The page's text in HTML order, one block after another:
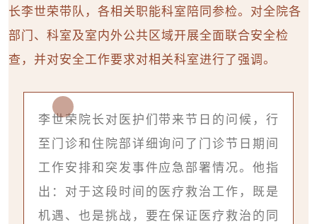
长李世荣带队，各相关职能科室陪同参检。对全院各
部门、科室及室内外公共区域开展全面联合安全检
查，并对安全工作要求对相关科室进行了强调。
李世荣院长对医护们带来节日的问候，行
至门诊和住院部详细询问了门诊节日期间
工作安排和突发事件应急部署情况。他指
出：对于这段时间的医疗救治工作，既是
机遇、也是挑战，要在保证医疗救治的同